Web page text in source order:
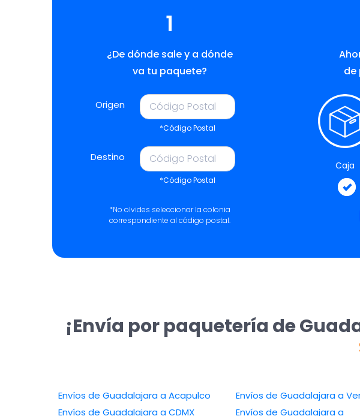
1
¿De dónde sale y a dónde
va tu paquete?
Origen
*Código Postal
Destino
*Código Postal
*No olvides seleccionar la colonia
correspondiente al código postal.
de
Caja
¡Envía por paquetería de
Envíos de Guadalajara a Acapulco
Envíos de Guadalajara a CDMX
Envíos de
Envíos de Guadalajara a